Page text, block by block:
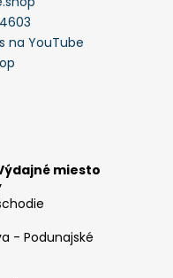
na YouTube
Výdajné miesto
- Podunajské